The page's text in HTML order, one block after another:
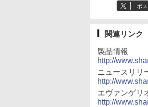
ポス
関連リンク
製品情報
http://
ニュースリリ
http://
エヴァンゲリ
http://